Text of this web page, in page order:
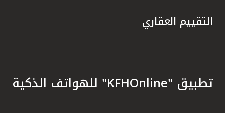
التقييم العقاري
تطبيق "KFHOnline" للهواتف الذكية